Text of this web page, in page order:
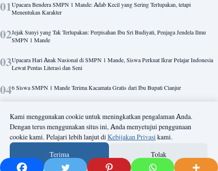
Upacara Bendera SMPN 1 Mande: Adab Kecil yang Sering Terlupakan, tetapi
Menentukan Karakter
Jejak Sunyi yang Tak Terlupakan: Perpisahan Ibu Sri Budiyati, Penjaga Jendela Ilmu
SMPN 1 Mande
Upacara Hari Anak Nasional di SMPN 1 Mande, Siswa Perkuat Ikrar Pelajar Indonesia
Lewat Pentas Literasi dan Seni
6 Siswa SMPN 1 Mande Terima Kacamata Gratis dari Ibu Bupati Cianjur
Kekompakan Tim Jadi Kunci
Demo Ekstrakurikuler Meriah Warnai Penutupan MPLS SMPN 1 Mande 2026, Siswa
Kami menggunakan cookie untuk meningkatkan pengalaman Anda.
Dengan terus menggunakan situs ini, Anda menyetujui penggunaan
cookie kami. Pelajari lebih lanjut diKebijakan Privasikami.
Terima
Tolak